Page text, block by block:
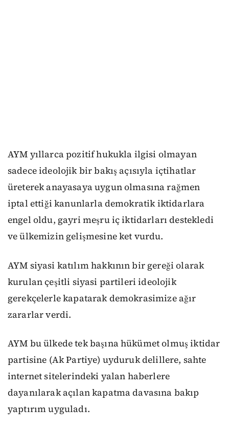
AYM yıllarca pozitif hukukla ilgisi olmayan
sadece ideolojik bir bakış açısıyla içtihatlar
üreterek anayasaya uygun olmasına rağmen
iptal ettiği kanunlarla demokratik iktidarlara
engel oldu, gayri meşru iç iktidarları destekledi
ve ülkemizin gelişmesine ket vurdu.
AYM siyasi katılım hakkının bir gereği olarak
kurulan çeşitli siyasi partileri ideolojik
gerekçelerle kapatarak demokrasimize ağır
zararlar verdi.
AYM bu ülkede tek başına hükümet olmuş iktidar
partisine (Ak Partiye) uyduruk delillere, sahte
internet sitelerindeki yalan haberlere
dayanılarak açılan kapatma davasına bakıp
yaptırım uyguladı.